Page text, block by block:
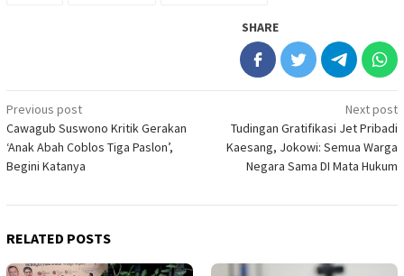
SHARE
Post
navigation
Previous post
Cawagub Suswono Kritik Gerakan
‘Anak Abah Coblos Tiga Paslon’,
Begini Katanya
Next post
Tudingan Gratifikasi Jet Pribadi
Kaesang, Jokowi: Semua Warga
Negara Sama DI Mata Hukum
RELATED POSTS